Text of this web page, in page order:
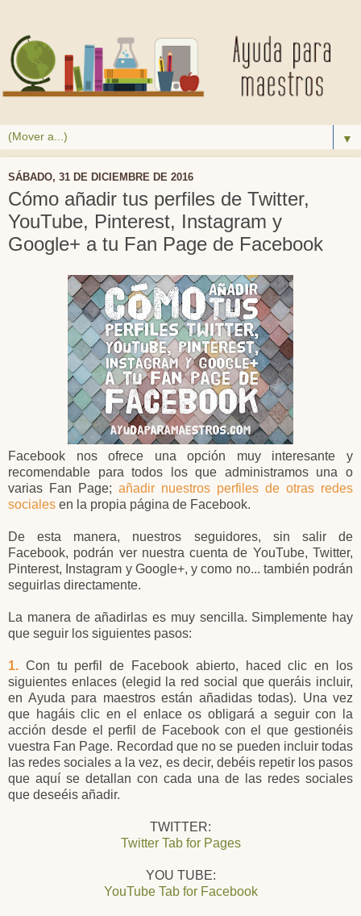
▼
SÁBADO, 31 DE DICIEMBRE DE 2016
Cómo añadir tus perfiles de Twitter,
YouTube, Pinterest, Instagram y
Google+ a tu Fan Page de Facebook
Facebook nos ofrece una opción muy interesante y
recomendable para todos los que administramos una o
varias Fan Page; añadir nuestros perfiles de otras redes
sociales en la propia página de Facebook.
De esta manera, nuestros seguidores, sin salir de
Facebook, podrán ver nuestra cuenta de YouTube, Twitter,
Pinterest, Instagram y Google+, y como no... también podrán
seguirlas directamente.
La manera de añadirlas es muy sencilla. Simplemente hay
que seguir los siguientes pasos:
1. Con tu perfil de Facebook abierto, haced clic en los
siguientes enlaces (elegid la red social que queráis incluir,
en Ayuda para maestros están añadidas todas). Una vez
que hagáis clic en el enlace os obligará a seguir con la
acción desde el perfil de Facebook con el que gestionéis
vuestra Fan Page. Recordad que no se pueden incluir todas
las redes sociales a la vez, es decir, debéis repetir los pasos
que aquí se detallan con cada una de las redes sociales
que deseéis añadir.
TWITTER:
Twitter Tab for Pages
YOU TUBE:
YouTube Tab for Facebook